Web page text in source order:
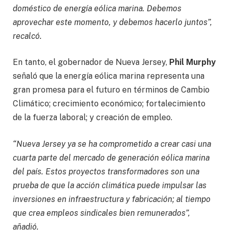
doméstico de energía eólica marina. Debemos
aprovechar este momento, y debemos hacerlo juntos”,
recalcó.
En tanto, el gobernador de Nueva Jersey, Phil Murphy
señaló que la energía eólica marina representa una
gran promesa para el futuro en términos de Cambio
Climático; crecimiento económico; fortalecimiento
de la fuerza laboral; y creación de empleo.
“Nueva Jersey ya se ha comprometido a crear casi una
cuarta parte del mercado de generación eólica marina
del país. Estos proyectos transformadores son una
prueba de que la acción climática puede impulsar las
inversiones en infraestructura y fabricación; al tiempo
que crea empleos sindicales bien remunerados”,
añadió.